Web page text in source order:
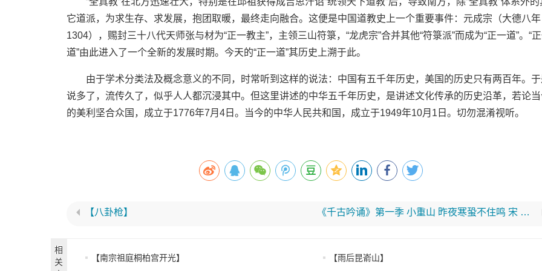
它道派，为求生存、求发展，抱团取暖，最终走向融合。这便是中国道教史上一个重要事件：元成宗（大德八年
1304），赐封三十八代天师张与材为“正一教主”，主领三山符箓， “龙虎宗”合并其他“符箓派”而成为“正一道”。“
道”由此进入了一个全新的发展时期。今天的“正一道”其历史上溯于此。
由于学术分类法及概念意义的不同，时常听到这样的说法：中国有五千年历史，美国的历史只有两百年。于
说多了，流传久了， 似乎人人都沉浸其中。但这里讲述的中华五千年历史，是讲述文化传承的历史沿革，若论
的美利坚合众国，成立于1776年7月4日。当今的中华人民共和国，成立于1949年10月1日。切勿混淆视听。
【八卦枪】 《千古吟诵》第一季 小重山 昨夜寒蛩不住鸣 宋 岳飞
相
关
【南宗祖庭桐柏宫开光】 【雨后昆嵛山】